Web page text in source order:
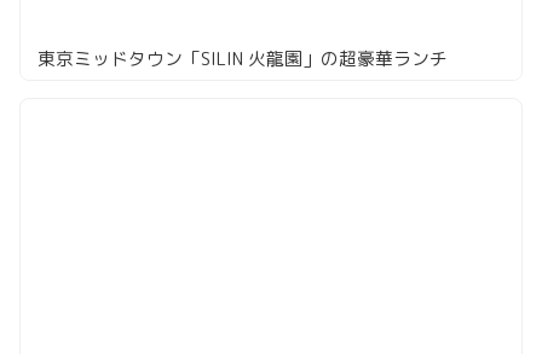
東京ミッドタウン「SILIN 火龍園」の超豪華ランチ